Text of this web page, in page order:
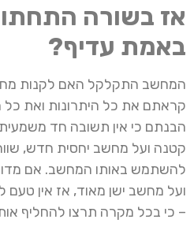
אז בשורה
באמת עדיף?
המחשב התקלקל האם לקנות
קראתם את כל היתרונות ואת כל
הבנתם כי אין תשובה חד
קטנה ועל מחשב יחסית חדש,
להשתמש באותו המחשב. אם
ועל מחשב ישן מאוד, אז אין טעם
– כי בכל מקרה תרצו להחליף